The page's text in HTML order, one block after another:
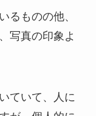
るものの他、
写真の印象よ
ていて、人に